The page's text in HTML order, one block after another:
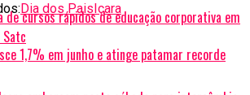
Dia dos Pais Içara
1,7% em junho e atinge patamar recorde
cursos rápidos de educação corporativa em